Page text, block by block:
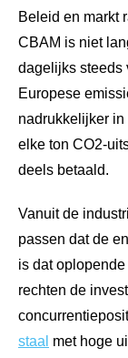
Beleid en markt
CBAM is niet
dagelijks steeds
Europese
nadrukkelijker
elke ton CO2-
deels betaald.
Vanuit de
passen dat de
is dat
rechten de
staal met hoge